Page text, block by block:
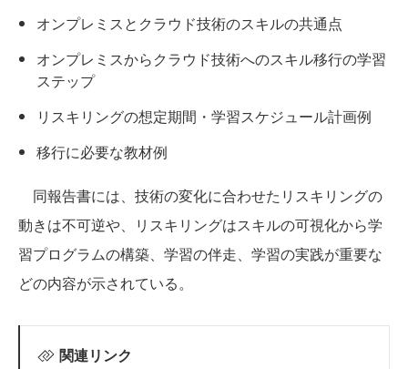
オンプレミスとクラウド技術のスキルの共通点
オンプレミスからクラウド技術へのスキル移行の学習
ステップ
リスキリングの想定期間・学習スケジュール計画例
移行に必要な教材例
同報告書には、技術の変化に合わせたリスキリングの
動きは不可逆や、リスキリングはスキルの可視化から学
習プログラムの構築、学習の伴走、学習の実践が重要な
どの内容が示されている。
関連リンク